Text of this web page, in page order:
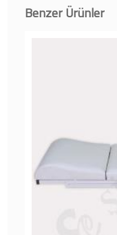
Benzer Ürünler